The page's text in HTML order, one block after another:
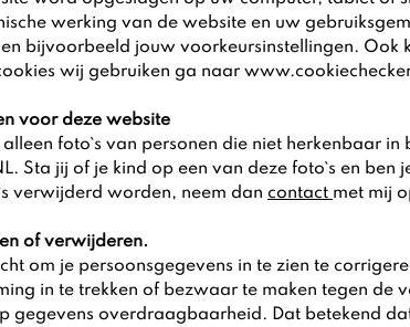
werking van de website en uw
bijvoorbeeld jouw voorkeursinstellingen. Ook
wij gebruiken ga naar
voor deze website
foto`s van personen die niet herkenbaar
Sta jij of je kind op een van deze foto`s en
verwijderd worden, neem dan contact met mij
of verwijderen.
om je persoonsgegevens in te zien te
in te trekken of bezwaar te maken tegen de
gegevens overdraagbaarheid. Dat betekend